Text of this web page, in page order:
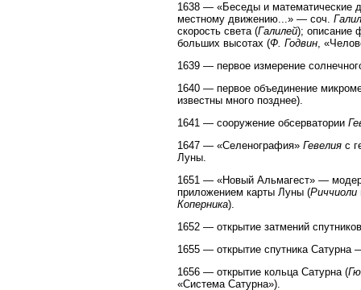
1638 — «Беседы и математические
местному движению...» — соч.
скорость света (Галилей); описание
больших высотах (Ф. Годвин,
1639 — первое измерение
1640 — первое объединение
известны много позднее).
1641 — сооружение обсерватории
1647 — «Селенография» Гевелия с
Луны.
1651 — «Новый Альмагест» —
приложением карты Луны (Риччиоли
Коперника).
1652 — открытие затмений
1655 — открытие спутника Сатурна
1656 — открытие кольца Сатурна (
«Система Сатурна»).